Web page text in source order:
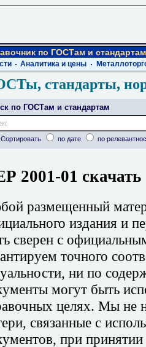
по ГОСТам и стандартам
Аналитика и цены
стандарты,
по ГОСТам и стандартам
Сортировать по дате по
2001-01 скачать
размещенный
издания и
сверен с
точного
ни по
могут быть
целях. Мы не
связанные с
при